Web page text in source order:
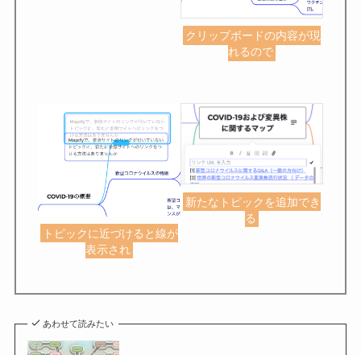
クリップボードの内容が現
れるので
トピックに近づけると線が
表示され
新たなトピックを追加でき
る
あわせて読みたい